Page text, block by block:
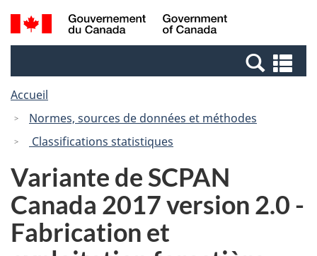
Passer
au
Passer
à
Canada
Recherche
et
et
Accueil
Normes, sources de données et méthodes
Classifications statistiques
Variante de SCPAN
Canada 2017 version 2.0 -
Fabrication et